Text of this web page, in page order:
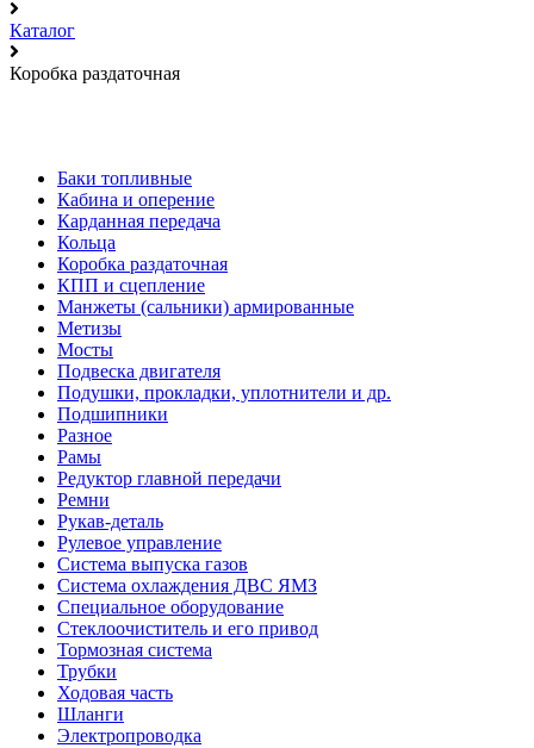
Каталог
Коробка раздаточная
Баки топливные
Кабина и оперение
Карданная передача
Кольца
Коробка раздаточная
КПП и сцепление
Манжеты (сальники) армированные
Метизы
Мосты
Подвеска двигателя
Подушки, прокладки, уплотнители и др.
Подшипники
Разное
Рамы
Редуктор главной передачи
Ремни
Рукав-деталь
Рулевое управление
Система выпуска газов
Система охлаждения ДВС ЯМЗ
Специальное оборудование
Стеклоочиститель и его привод
Тормозная система
Трубки
Ходовая часть
Шланги
Электропроводка